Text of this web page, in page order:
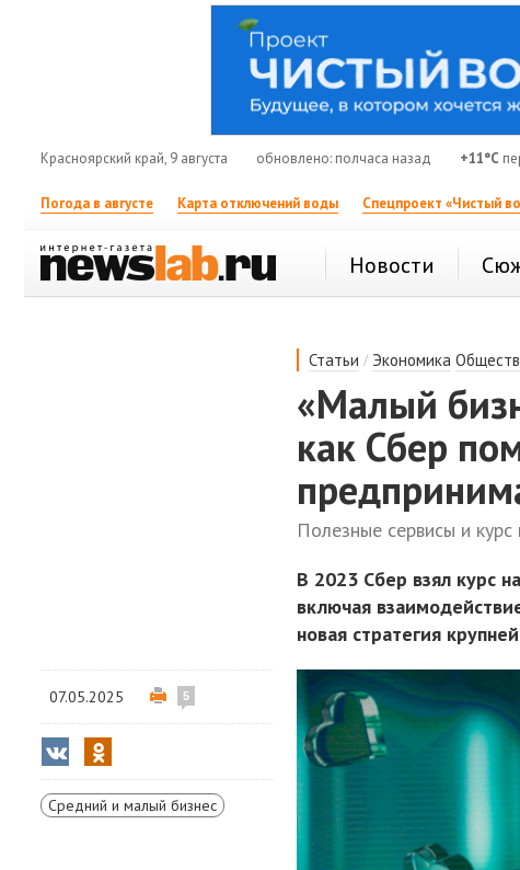
Красноярский край, 9 августа обновлено: полчаса назад +11°C
Погода в августе Карта отключений воды Спецпроект «Чистый
Новости
Статьи / Экономика
«Малый
как Сбер
Полезные сервисы и
В 2023 Сбер взял курс
включая
новая стратегия
07.05.2025 5
Средний и малый бизнес